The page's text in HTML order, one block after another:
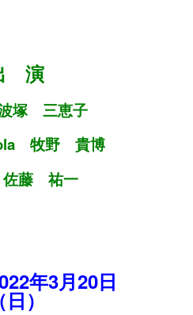
演
塚 三恵子
牧野 貴博
藤 祐一
年3月20日
（日）